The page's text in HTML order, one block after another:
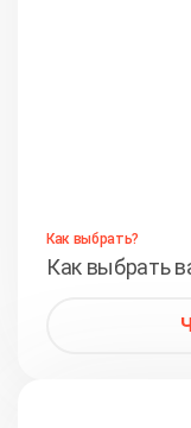
Как выбрать?
Как выбрать